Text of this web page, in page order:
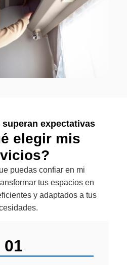
expectativas
elegir mis
puedas confiar en mi
tus espacios en
y adaptados a tus
01